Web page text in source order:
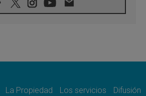
oficial del Viaje Apostólico del
La Propiedad Los servicios
Difusión